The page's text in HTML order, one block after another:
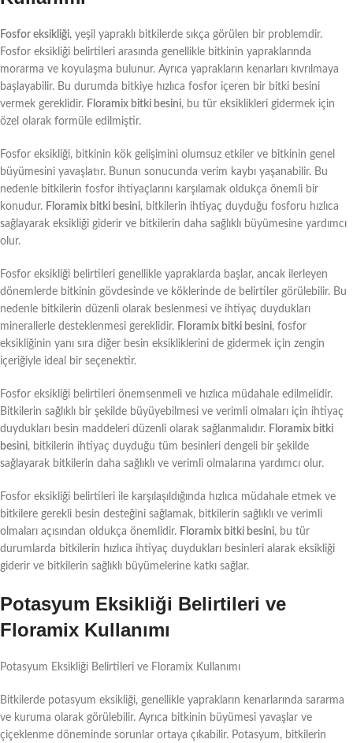
Fosfor eksikliği, yeşil yapraklı bitkilerde sıkça görülen bir problemdir.
Fosfor eksikliği belirtileri arasında genellikle bitkinin yapraklarında
morarma ve koyulaşma bulunur. Ayrıca yaprakların kenarları kıvrılmaya
başlayabilir. Bu durumda bitkiye hızlıca fosfor içeren bir bitki besini
vermek gereklidir. Floramix bitki besini, bu tür eksiklikleri gidermek için
özel olarak formüle edilmiştir.
Fosfor eksikliği, bitkinin kök gelişimini olumsuz etkiler ve bitkinin genel
büyümesini yavaşlatır. Bunun sonucunda verim kaybı yaşanabilir. Bu
nedenle bitkilerin fosfor ihtiyaçlarını karşılamak oldukça önemli bir
konudur. Floramix bitki besini, bitkilerin ihtiyaç duyduğu fosforu hızlıca
sağlayarak eksikliği giderir ve bitkilerin daha sağlıklı büyümesine yardımcı
olur.
Fosfor eksikliği belirtileri genellikle yapraklarda başlar, ancak ilerleyen
dönemlerde bitkinin gövdesinde ve köklerinde de belirtiler görülebilir. Bu
nedenle bitkilerin düzenli olarak beslenmesi ve ihtiyaç duydukları
minerallerle desteklenmesi gereklidir. Floramix bitki besini, fosfor
eksikliğinin yanı sıra diğer besin eksikliklerini de gidermek için zengin
içeriğiyle ideal bir seçenektir.
Fosfor eksikliği belirtileri önemsenmeli ve hızlıca müdahale edilmelidir.
Bitkilerin sağlıklı bir şekilde büyüyebilmesi ve verimli olmaları için ihtiyaç
duydukları besin maddeleri düzenli olarak sağlanmalıdır. Floramix bitki
besini, bitkilerin ihtiyaç duyduğu tüm besinleri dengeli bir şekilde
sağlayarak bitkilerin daha sağlıklı ve verimli olmalarına yardımcı olur.
Fosfor eksikliği belirtileri ile karşılaşıldığında hızlıca müdahale etmek ve
bitkilere gerekli besin desteğini sağlamak, bitkilerin sağlıklı ve verimli
olmaları açısından oldukça önemlidir. Floramix bitki besini, bu tür
durumlarda bitkilerin hızlıca ihtiyaç duydukları besinleri alarak eksikliği
giderir ve bitkilerin sağlıklı büyümelerine katkı sağlar.
Potasyum Eksikliği Belirtileri ve
Floramix Kullanımı
Potasyum Eksikliği Belirtileri ve Floramix Kullanımı
Bitkilerde potasyum eksikliği, genellikle yaprakların kenarlarında sararma
ve kuruma olarak görülebilir. Ayrıca bitkinin büyümesi yavaşlar ve
çiçeklenme döneminde sorunlar ortaya çıkabilir. Potasyum, bitkilerin